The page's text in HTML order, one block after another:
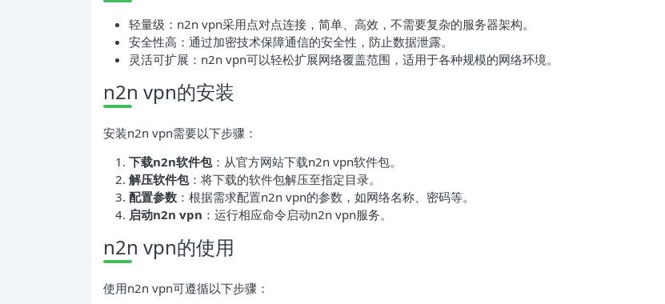
轻量级：n2n vpn采用点对点连接，简单、高效，不需要复杂的服务器架构。
安全性高：通过加密技术保障通信的安全性，防止数据泄露。
灵活可扩展：n2n vpn可以轻松扩展网络覆盖范围，适用于各种规模的网络环境。
n2n vpn的安装
安装n2n vpn需要以下步骤：
下载n2n软件包：从官方网站下载n2n vpn软件包。
解压软件包：将下载的软件包解压至指定目录。
配置参数 ：根据需求配置n2n vpn的参数，如网络名称、密码等。
启动n2n vpn ：运行相应命令启动n2n vpn服务。
n2n vpn的使用
使用n2n vpn可遵循以下步骤：